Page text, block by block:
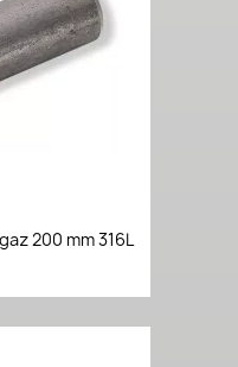
200 mm 316L